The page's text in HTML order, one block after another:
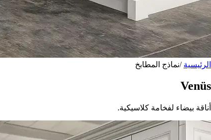
الرئيسية /نماذج المطابخ
Venüs
أناقة بيضاء لفخامة كلاسيكية.